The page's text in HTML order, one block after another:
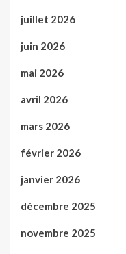
juillet 2026
juin 2026
mai 2026
avril 2026
mars 2026
février 2026
janvier 2026
décembre 2025
novembre 2025